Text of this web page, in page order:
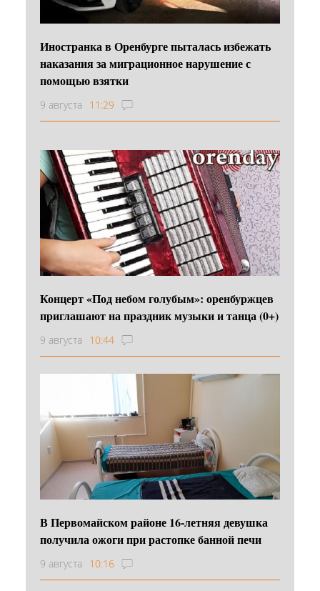
Иностранка в Оренбурге пыталась избежать
наказания за миграционное нарушение с
помощью взятки
9 августа 11:29
Концерт «Под небом голубым»: оренбуржцев
приглашают на праздник музыки и танца (0+)
9 августа 10:44
В Первомайском районе 16‑летняя девушка
получила ожоги при растопке банной печи
9 августа 10:16